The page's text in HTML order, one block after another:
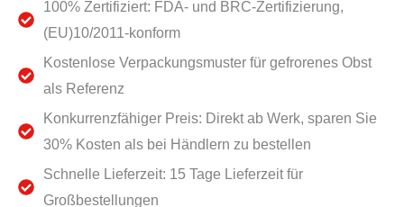
100% Zertifiziert: FDA- und BRC-Zertifizierung,
(EU)10/2011-konform
Kostenlose Verpackungsmuster für gefrorenes Obst
als Referenz
Konkurrenzfähiger Preis: Direkt ab Werk, sparen Sie
30% Kosten als bei Händlern zu bestellen
Schnelle Lieferzeit: 15 Tage Lieferzeit für
Großbestellungen